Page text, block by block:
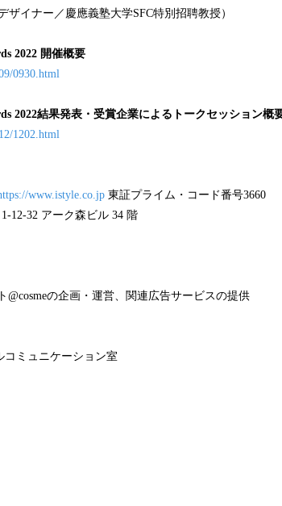
ザイナー／慶應義塾大学SFC特別招聘教授）
2022 開催概要
0930.html
2022結果発表・受賞企業によるトークセッション概
1202.html
www.istyle.co.jp 東証プライム・コード番号3660
12-32 アーク森ビル 34 階
の企画・運営、関連広告サービスの提供
ミュニケーション室